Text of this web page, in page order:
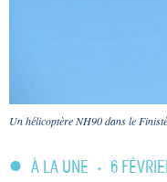
Un hélicoptère NH90 dans le
À LA UNE • 6